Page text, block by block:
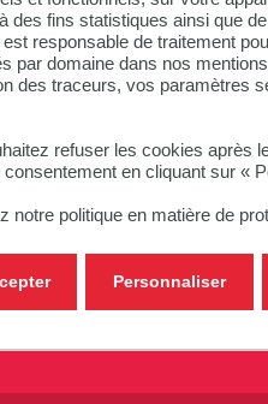
des fins statistiques ainsi que
responsable de traitement
par domaine dans nos
des traceurs, vos paramètres
refuser les cookies après
consentement en cliquant sur «
notre politique en matière de
Personnaliser